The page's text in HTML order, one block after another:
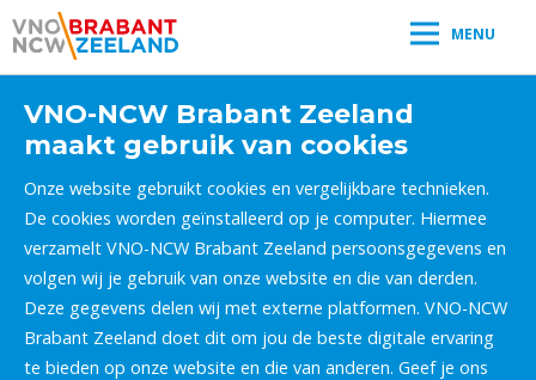
MENU
VNO-NCW Brabant Zeeland
maakt gebruik van cookies
Onze website gebruikt cookies en vergelijkbare technieken.
De cookies worden geïnstalleerd op je computer. Hiermee
verzamelt VNO-NCW Brabant Zeeland persoonsgegevens en
volgen wij je gebruik van onze website en die van derden.
Deze gegevens delen wij met externe platformen. VNO-NCW
Brabant Zeeland doet dit om jou de beste digitale ervaring
te bieden op onze website en die van anderen. Geef je ons